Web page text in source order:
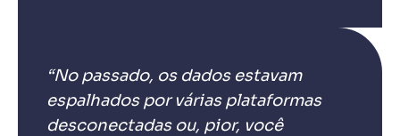
“No passado, os dados estavam
espalhados por várias plataformas
desconectadas ou, pior, você